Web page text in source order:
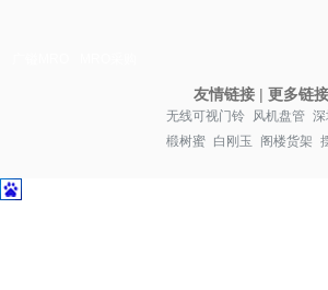
友情链接| 更多链接
无线可视门铃 风机盘管
椴树蜜 白刚玉 阁楼货架